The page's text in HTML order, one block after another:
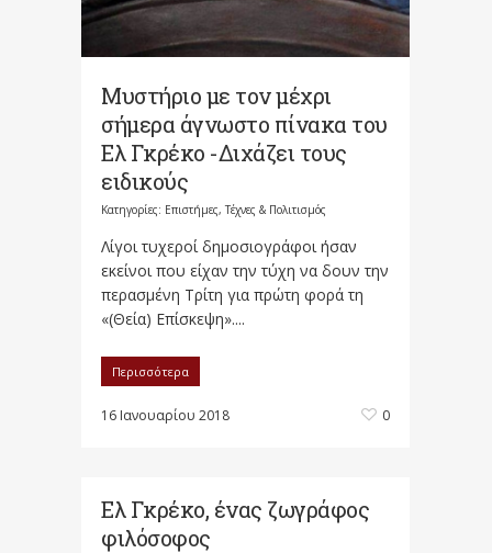
Μυστήριο με τον μέχρι
σήμερα άγνωστο πίνακα του
Ελ Γκρέκο -Διχάζει τους
ειδικούς
Κατηγορίες: Επιστήμες, Τέχνες & Πολιτισμός
Λίγοι τυχεροί δημοσιογράφοι ήσαν
εκείνοι που είχαν την τύχη να δουν την
περασμένη Τρίτη για πρώτη φορά τη
«(Θεία) Επίσκεψη»....
Περισσότερα
16 Ιανουαρίου 2018 0
Ελ Γκρέκο, ένας ζωγράφος
φιλόσοφος